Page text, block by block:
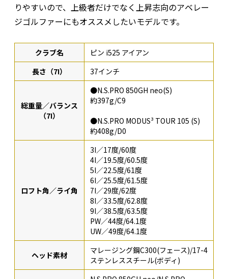
りやすいので、上級者だけでなく上昇志向のアベレー
ジゴルファーにもオススメしたいモデルです。
クラブ名
ピン i525 アイアン
長さ（7I）
37インチ
総重量／バランス
（7I）
●N.S.PRO 850GH neo(S)
約397g/C9
●N.S.PRO MODUS³ TOUR 105 (S)
約408g/D0
ロフト角／ライ角
3I／17度/60度
4I／19.5度/60.5度
5I／22.5度/61度
6I／25.5度/61.5度
7I／29度/62度
8I／33.5度/62.8度
9I／38.5度/63.5度
PW／44度/64.1度
UW／49度/64.1度
ヘッド素材
マレージング鋼C300(フェース)/17-4
ステンレススチール(ボディ)